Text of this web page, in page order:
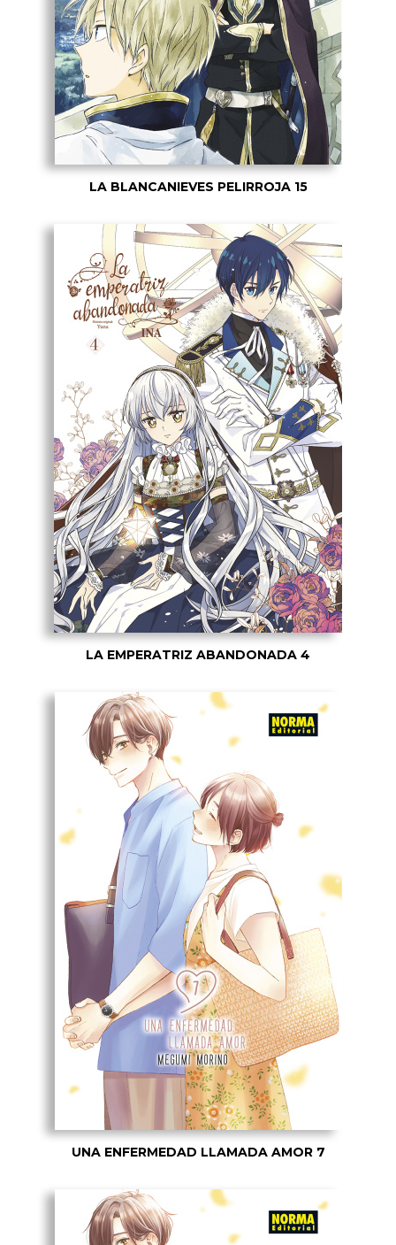
LA BLANCANIEVES PELIRROJA 15
LA EMPERATRIZ ABANDONADA 4
UNA ENFERMEDAD LLAMADA AMOR 7